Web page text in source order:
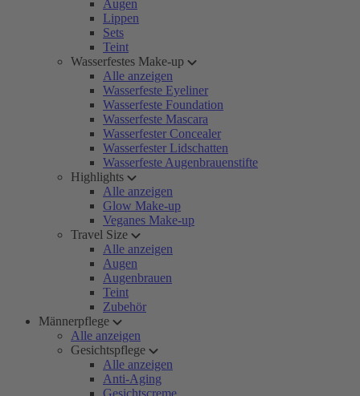
Augen
Lippen
Sets
Teint
Wasserfestes Make-up
Alle anzeigen
Wasserfeste Eyeliner
Wasserfeste Foundation
Wasserfeste Mascara
Wasserfester Concealer
Wasserfester Lidschatten
Wasserfeste Augenbrauenstifte
Highlights
Alle anzeigen
Glow Make-up
Veganes Make-up
Travel Size
Alle anzeigen
Augen
Augenbrauen
Teint
Zubehör
Männerpflege
Alle anzeigen
Gesichtspflege
Alle anzeigen
Anti-Aging
Gesichtscreme